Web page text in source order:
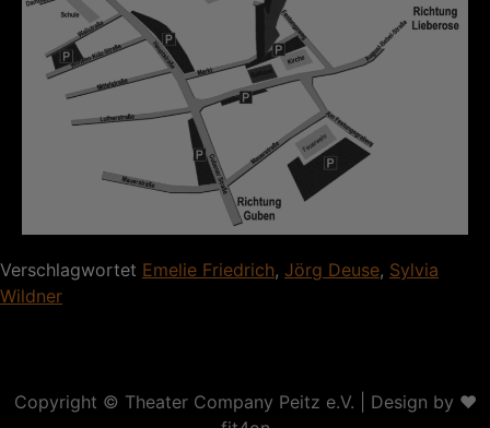
Verschlagwortet Emelie Friedrich, Jörg Deuse, Sylvia
Wildner
Copyright © Theater Company Peitz e.V. | Design by ❤